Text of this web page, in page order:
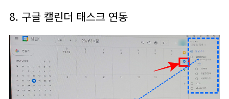
8. 구글 캘린더 태스크 연동